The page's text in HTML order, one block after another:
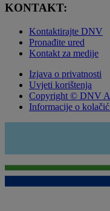
KONTAKT:
Kontaktirajte DNV
Pronađite ured
Kontakt za medije
Izjava o privatnosti
Uvjeti korištenja
Copyright © DNV
Informacije o